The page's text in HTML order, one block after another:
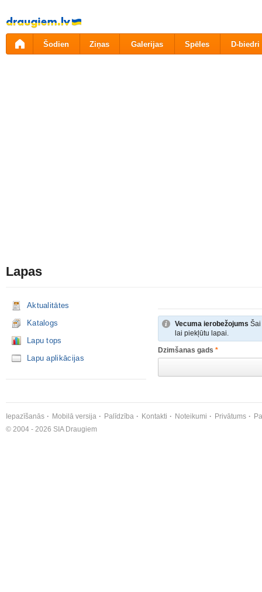
Pāriet
uz
saturu
Šodien Ziņas Galerijas Spēles D-biedri
Lapas
Aktualitātes
Katalogs
Lapu tops
Lapu aplikācijas
Vecuma ierobežojums Šai
lai piekļūtu lapai.
Dzimšanas gads *
Iepazīšanās Mobilā versija Palīdzība Kontakti Noteikumi Privātums
© 2004 - 2026 SIA Draugiem